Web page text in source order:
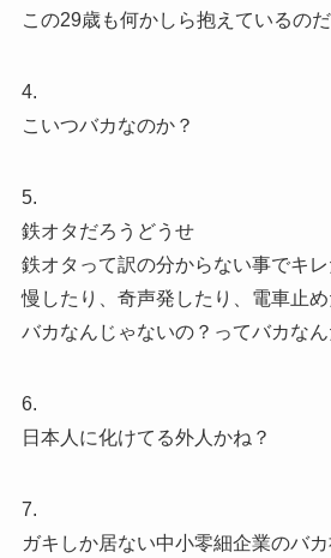
この29歳も何かしら抱えているの
4.
こいつバカなのか？
5.
鉄オタだろうどうせ
鉄オタって訳の分からない事でキ
慢したり、奇声発したり、電車止め
バカなんじゃないの？ってバカな
6.
日本人に化けてる外人かね？
7.
ガキしか居ない中小零細企業のバ